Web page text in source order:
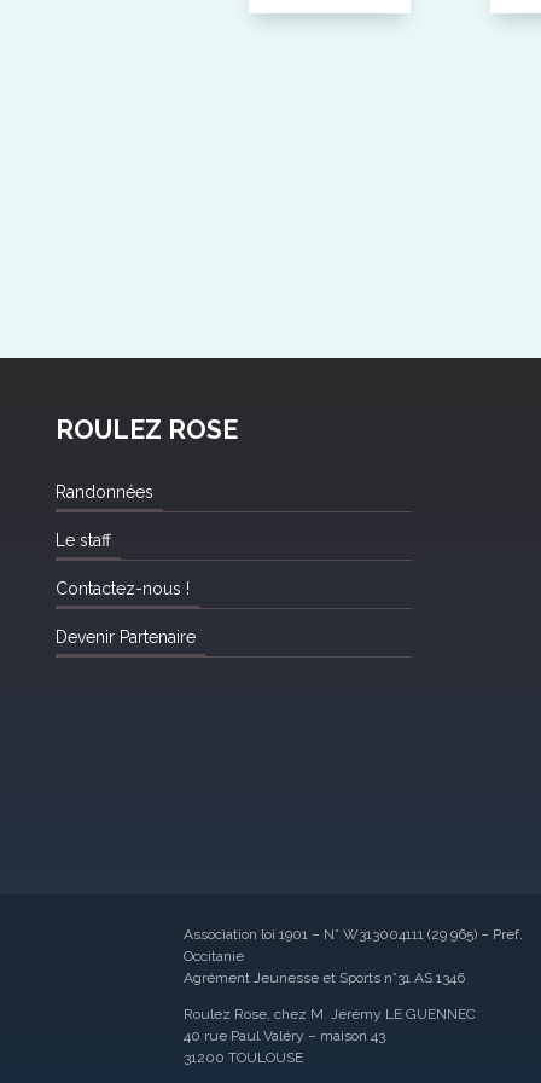
ROULEZ ROSE
Randonnées
Le staff
Contactez-nous !
Devenir Partenaire
Association loi 1901 – N° W313004111 (29 965) – Pref.
Occitanie
Agrément Jeunesse et Sports n°31 AS 1346
Roulez Rose, chez M. Jérémy LE GUENNEC
40 rue Paul Valéry – maison 43
31200 TOULOUSE